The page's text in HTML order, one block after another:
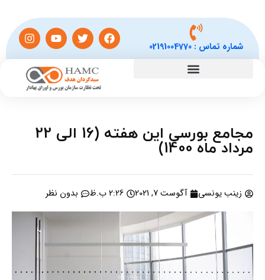
شماره تماس :02191004770
مجامع بورسی این هفته (16 الی 22
مرداد ماه 1400)
زینب یونسی آگوست 7, 2021 2:26 ب.ظ بدون نظر